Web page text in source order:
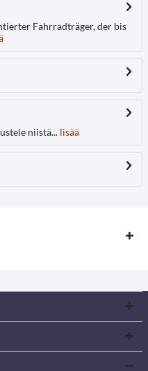
Fahrradträger, der bis
niistä... lisää